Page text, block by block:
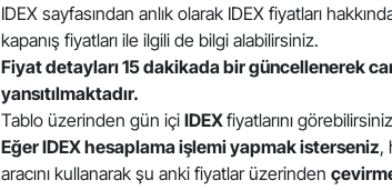
IDEX sayfasından anlık olarak IDEX fiyatları
kapanış fiyatları ile ilgili de bilgi alabilirsiniz.
Fiyat detayları 15 dakikada bir güncellenerek
yansıtılmaktadır.
Tablo üzerinden gün içi IDEXfiyatlarını
Eğer IDEX hesaplama işlemi yapmak isterseniz,
aracını kullanarak şu anki fiyatlar üzerinden